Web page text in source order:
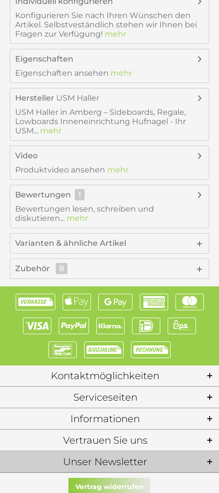
Konfigurieren Sie nach Ihren Wünschen den
Artikel. Selbstveständlich stehen wir Ihnen bei
Fragen zur Verfügung! mehr
Eigenschaften
Eigenschaften ansehen mehr
Hersteller USM Haller
USM Haller in Amberg – Sideboards, Regale,
Lowboards Inneneinrichtung Hufnagel - Ihr
USM... mehr
Video
Produktvideo ansehen mehr
Bewertungen
1
Bewertungen lesen, schreiben und
diskutieren... mehr
Varianten & ähnliche Artikel
Zubehör 8
Kontaktmöglichkeiten
Serviceseiten
Informationen
Unser Newsletter
Vertrauen Sie uns
Vertrag widerrufen